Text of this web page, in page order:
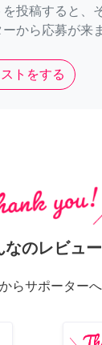
を投稿すると、
から応募が来
トをする
なのレビュー
らサポーター